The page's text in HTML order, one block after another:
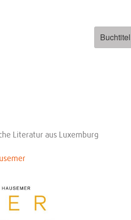
Suchen
Literatur aus Luxemburg